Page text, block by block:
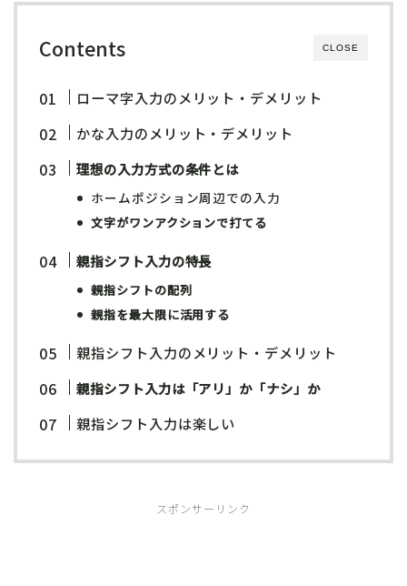
CLOSE
Contents
ローマ字入力のメリット・デメリット
かな入力のメリット・デメリット
理想の入力方式の条件とは
ホームポジション周辺での入力
文字がワンアクションで打てる
親指シフト入力の特長
親指シフトの配列
親指を最大限に活用する
親指シフト入力のメリット・デメリット
親指シフト入力は「アリ」か「ナシ」か
親指シフト入力は楽しい
スポンサーリンク